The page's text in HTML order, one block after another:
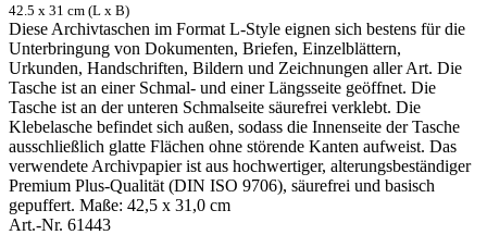
42.5 x 31 cm (L x B)
Diese Archivtaschen im Format L-Style eignen sich bestens für die
Unterbringung von Dokumenten, Briefen, Einzelblättern,
Urkunden, Handschriften, Bildern und Zeichnungen aller Art. Die
Tasche ist an einer Schmal- und einer Längsseite geöffnet. Die
Tasche ist an der unteren Schmalseite säurefrei verklebt. Die
Klebelasche befindet sich außen, sodass die Innenseite der Tasche
ausschließlich glatte Flächen ohne störende Kanten aufweist. Das
verwendete Archivpapier ist aus hochwertiger, alterungsbeständiger
Premium Plus-Qualität (DIN ISO 9706), säurefrei und basisch
gepuffert. Maße: 42,5 x 31,0 cm
Art.-Nr. 61443